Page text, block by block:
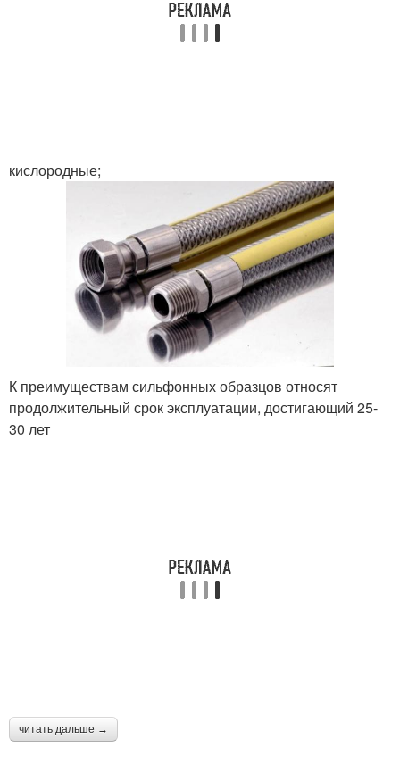
кислородные;
К преимуществам сильфонных образцов относят
продолжительный срок эксплуатации, достигающий 25-
30 лет
читать дальше →